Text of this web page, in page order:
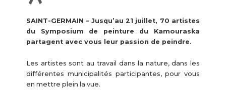
SAINT-GERMAIN – Jusqu’au 21 juillet, 70 artistes
du Symposium de peinture du Kamouraska
partagent avec vous leur passion de peindre.
Les artistes sont au travail dans la nature, dans les
différentes municipalités participantes, pour vous
en mettre plein la vue.